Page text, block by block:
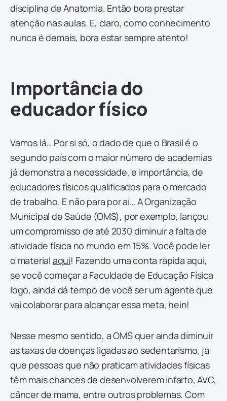
disciplina de Anatomia. Então bora prestar
atenção nas aulas. E, claro, como conhecimento
nunca é demais, bora estar sempre atento!
Importância do
educador físico
Vamos lá… Por si só, o dado de que o Brasil é o
segundo país com o maior número de academias
já demonstra a necessidade, e importância, de
educadores físicos qualificados para o mercado
de trabalho. E não para por aí… A Organização
Municipal de Saúde (OMS), por exemplo, lançou
um compromisso de até 2030 diminuir a falta de
atividade física no mundo em 15%. Você pode ler
o material aqui! Fazendo uma conta rápida aqui,
se você começar a Faculdade de Educação Física
logo, ainda dá tempo de você ser um agente que
vai colaborar para alcançar essa meta, hein!
Nesse mesmo sentido, a OMS quer ainda diminuir
as taxas de doenças ligadas ao sedentarismo, já
que pessoas que não praticam atividades físicas
têm mais chances de desenvolverem infarto, AVC,
câncer de mama, entre outros problemas. Com